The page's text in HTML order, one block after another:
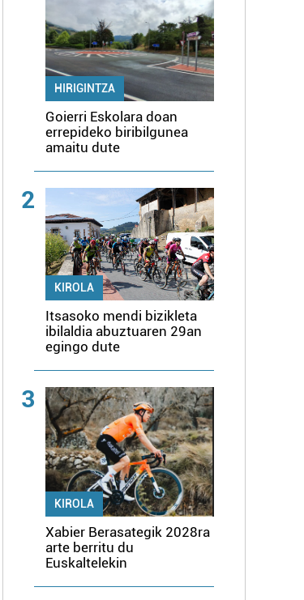
HIRIGINTZA
Goierri Eskolara doan
errepideko biribilgunea
amaitu dute
2
KIROLA
Itsasoko mendi bizikleta
ibilaldia abuztuaren 29an
egingo dute
3
KIROLA
Xabier Berasategik 2028ra
arte berritu du
Euskaltelekin